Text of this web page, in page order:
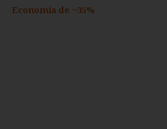
Economia de ~35%